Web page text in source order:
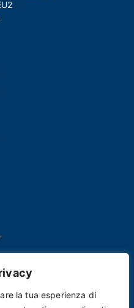
la tua esperienza di